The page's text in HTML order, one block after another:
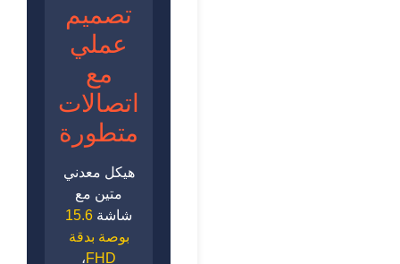
تصميم
عملي
مع
اتصالات
متطورة
هيكل معدني
متين مع
شاشة 15.6
بوصة بدقة
FHD،